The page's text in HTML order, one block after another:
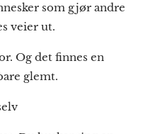
som gjør andre
veier ut.
Og det finnes en
glemt.